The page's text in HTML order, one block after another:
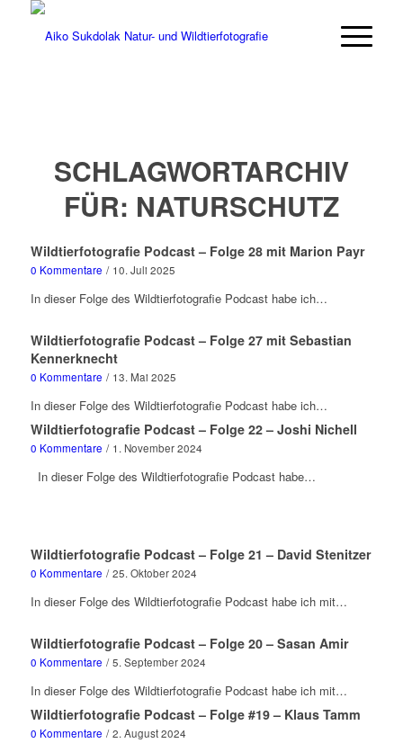
SCHLAGWORTARCHIV
FÜR: NATURSCHUTZ
Wildtierfotografie Podcast – Folge 28 mit Marion Payr
0 Kommentare / 10. Juli 2025
In dieser Folge des Wildtierfotografie Podcast habe ich…
Wildtierfotografie Podcast – Folge 27 mit Sebastian
Kennerknecht
0 Kommentare / 13. Mai 2025
In dieser Folge des Wildtierfotografie Podcast habe ich…
Wildtierfotografie Podcast – Folge 22 – Joshi Nichell
0 Kommentare / 1. November 2024
In dieser Folge des Wildtierfotografie Podcast habe…
Wildtierfotografie Podcast – Folge 21 – David Stenitzer
0 Kommentare / 25. Oktober 2024
In dieser Folge des Wildtierfotografie Podcast habe ich mit…
Wildtierfotografie Podcast – Folge 20 – Sasan Amir
0 Kommentare / 5. September 2024
In dieser Folge des Wildtierfotografie Podcast habe ich mit…
Wildtierfotografie Podcast – Folge #19 – Klaus Tamm
0 Kommentare / 2. August 2024